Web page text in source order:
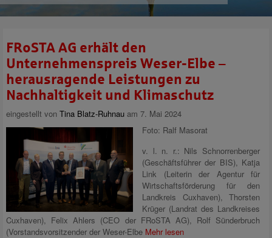
FRoSTA AG erhält den
Unternehmenspreis Weser-Elbe –
herausragende Leistungen zu
Nachhaltigkeit und Klimaschutz
eingestellt von Tina Blatz-Ruhnau am 7. Mai 2024
Foto: Ralf Masorat
v. l. n. r.: Nils Schnorrenberger
(Geschäftsführer der BIS), Katja
Link (Leiterin der Agentur für
Wirtschaftsförderung für den
Landkreis Cuxhaven), Thorsten
Krüger (Landrat des Landkreises
Cuxhaven), Felix Ahlers (CEO der FRoSTA AG), Rolf Sünderbruch
(Vorstandsvorsitzender der Weser-Elbe Mehr lesen